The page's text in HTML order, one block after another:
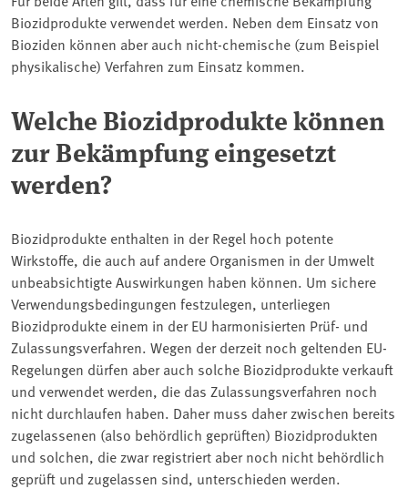
Biozidprodukte verwendet werden. Neben dem Einsatz von
Bioziden können aber auch nicht-chemische (zum Beispiel
physikalische) Verfahren zum Einsatz kommen.
Welche Biozidprodukte können
zur Bekämpfung eingesetzt
werden?
Biozidprodukte enthalten in der Regel hoch potente
Wirkstoffe, die auch auf andere Organismen in der Umwelt
unbeabsichtigte Auswirkungen haben können. Um sichere
Verwendungsbedingungen festzulegen, unterliegen
Biozidprodukte einem in der EU harmonisierten Prüf- und
Zulassungsverfahren. Wegen der derzeit noch geltenden EU-
Regelungen dürfen aber auch solche Biozidprodukte verkauft
und verwendet werden, die das Zulassungsverfahren noch
nicht durchlaufen haben. Daher muss daher zwischen bereits
zugelassenen (also behördlich geprüften) Biozidprodukten
und solchen, die zwar registriert aber noch nicht behördlich
geprüft und zugelassen sind, unterschieden werden.